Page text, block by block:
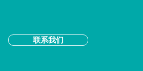
联系我们